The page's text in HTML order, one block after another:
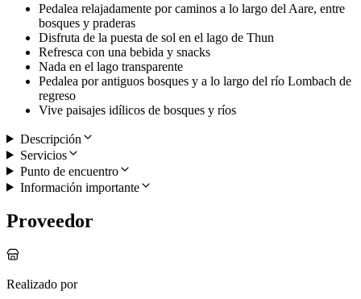
Pedalea relajadamente por caminos a lo largo del Aare, entre
bosques y praderas
Disfruta de la puesta de sol en el lago de Thun
Refresca con una bebida y snacks
Nada en el lago transparente
Pedalea por antiguos bosques y a lo largo del río Lombach de
regreso
Vive paisajes idílicos de bosques y ríos
Descripción
Servicios
Punto de encuentro
Información importante
Proveedor
Realizado por